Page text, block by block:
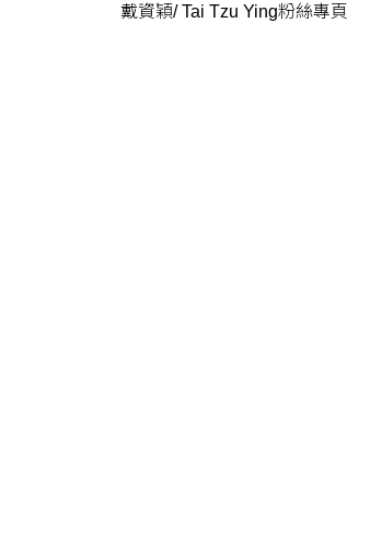
戴資穎/ Tai Tzu Ying粉絲專頁